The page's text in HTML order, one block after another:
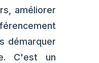
améliorer
démarquer
C'est un